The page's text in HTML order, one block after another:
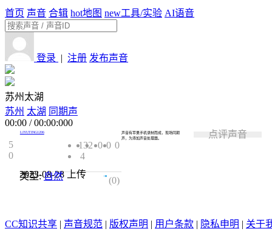
首页 声音 合辑 hot地图 new工具/实验 AI语音
登录 | 注册 发布声音
苏州太湖
苏州 太湖 同期声
00:00 /00:00:000
5
0
LIYUTING1206
132 0 0 0
4
2023-08-28上传
类型:自然 0.0
(0)
声音有苹果手机录制而成，现场同期
声，为添加声音处理器。
点评声音
CC知识共享 | 声音规范 | 版权声明 | 用户条款 | 隐私申明 | 关于